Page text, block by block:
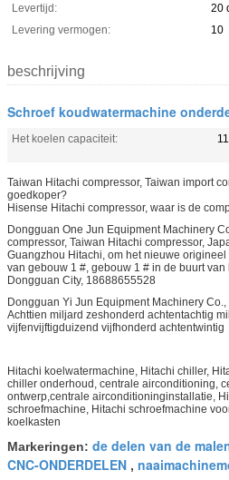
Levertijd:
20
Levering vermogen:
10
beschrijving
Schroef koudwatermachine
Het koelen capaciteit:
Taiwan Hitachi compressor, Taiwan import
goedkoper?
Hisense Hitachi compressor, waar is de
Dongguan One Jun Equipment Machinery
compressor, Taiwan Hitachi compressor,
Guangzhou Hitachi, om het nieuwe
van gebouw 1 #, gebouw 1 # in de buurt
Dongguan City, 18688655528
Dongguan Yi Jun Equipment Machinery Co.,
Achttien miljard zeshonderd achtentachtig
vijfenvijftigduizend vijfhonderd achtentwintig
Hitachi koelwatermachine, Hitachi chiller,
chiller onderhoud, centrale airconditioning,
ontwerp,centrale airconditioninginstallatie,
schroefmachine, Hitachi schroefmachine
koelkasten
Markeringen: de delen van de
CNC-ONDERDELEN ,